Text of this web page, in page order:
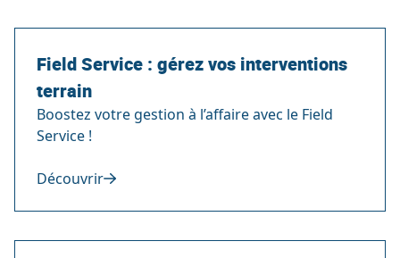
Field Service : gérez vos interventions
terrain
Boostez votre gestion à l’affaire avec le Field
Service !
Découvrir